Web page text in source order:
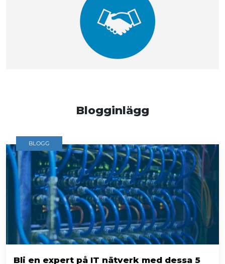
Blogginlägg
BLOGG
Bli en expert på IT nätverk med dessa 5